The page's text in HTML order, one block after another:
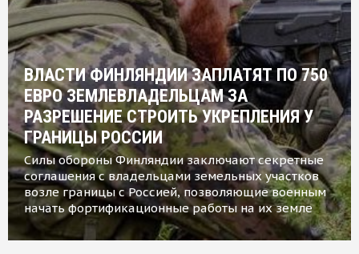
ВЛАСТИ ФИНЛЯНДИИ ЗАПЛАТЯТ ПО 750
ЕВРО ЗЕМЛЕВЛАДЕЛЬЦАМ ЗА
РАЗРЕШЕНИЕ СТРОИТЬ УКРЕПЛЕНИЯ У
ГРАНИЦЫ РОССИИ
Силы обороны Финляндии заключают секретные
соглашения с владельцами земельных участков
возле границы с Россией, позволяющие военным
начать фортификационные работы на их земле